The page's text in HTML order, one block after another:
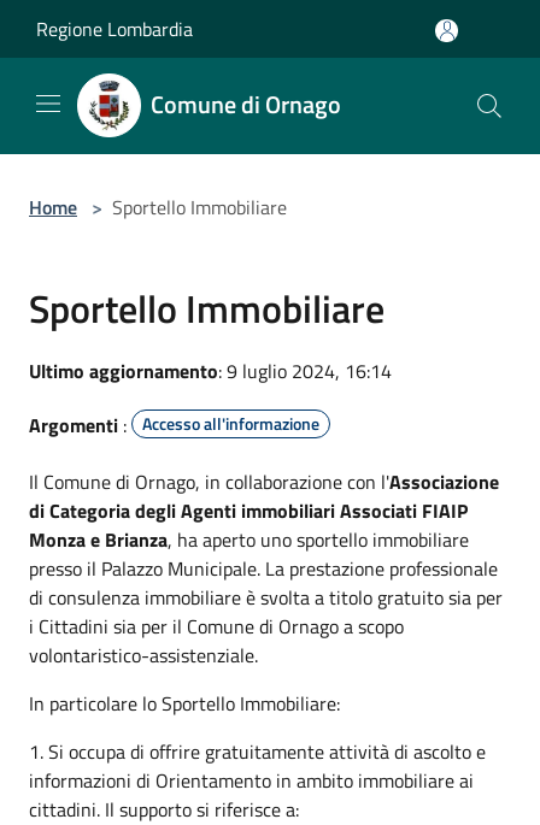
Regione Lombardia
Comune di Ornago
Home > Sportello Immobiliare
Sportello Immobiliare
Ultimo aggiornamento: 9 luglio 2024, 16:14
Argomenti : Accesso all'informazione
Il Comune di Ornago, in collaborazione con l'Associazione
di Categoria degli Agenti immobiliari Associati FIAIP
Monza e Brianza, ha aperto uno sportello immobiliare
presso il Palazzo Municipale. La prestazione professionale
di consulenza immobiliare è svolta a titolo gratuito sia per
i Cittadini sia per il Comune di Ornago a scopo
volontaristico-assistenziale.
In particolare lo Sportello Immobiliare:
1. Si occupa di offrire gratuitamente attività di ascolto e
informazioni di Orientamento in ambito immobiliare ai
cittadini. Il supporto si riferisce a: